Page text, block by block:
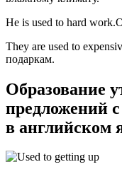
He is used to hard
They are used to
подаркам.
Образование
предложений
в английском